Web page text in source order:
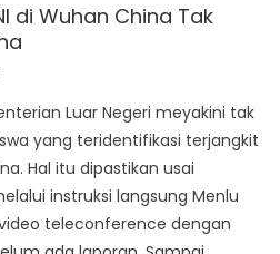
di Wuhan China Tak
Luar Negeri meyakini tak
yang teridentifikasi terjangkit
Hal itu dipastikan usai
instruksi langsung Menlu
teleconference dengan